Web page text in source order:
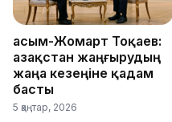
Қасым-Жомарт Тоқаев:
Қазақстан жаңғырудың
жаңа кезеңіне қадам
басты
5 қаңтар, 2026